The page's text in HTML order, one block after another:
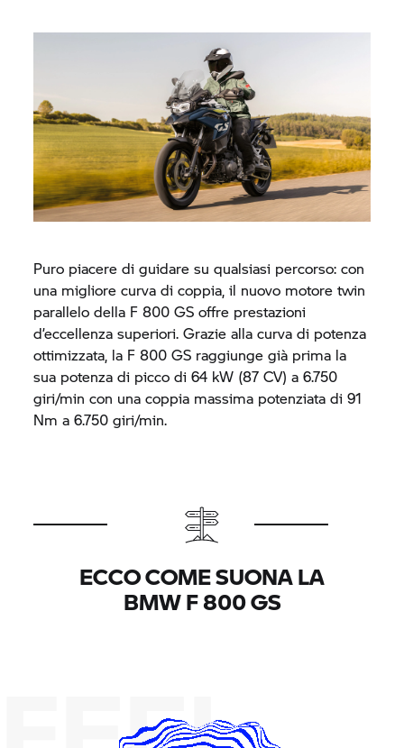
Puro piacere di guidare su qualsiasi percorso: con
una migliore curva di coppia, il nuovo motore twin
parallelo della F 800 GS offre prestazioni
d’eccellenza superiori. Grazie alla curva di potenza
ottimizzata, la F 800 GS raggiunge già prima la
sua potenza di picco di 64 kW (87 CV) a 6.750
giri/min con una coppia massima potenziata di 91
Nm a 6.750 giri/min.
ECCO COME SUONA LA
BMW F 800 GS